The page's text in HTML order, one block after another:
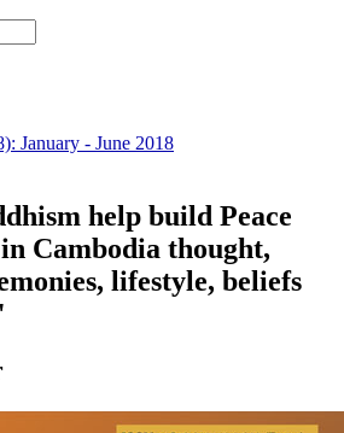
January - June 2018
help build Peace
Cambodia thought,
lifestyle, beliefs